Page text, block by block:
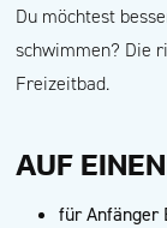
Du möchtest
schwimmen? Die
Freizeitbad.
AUF
für Anfänger